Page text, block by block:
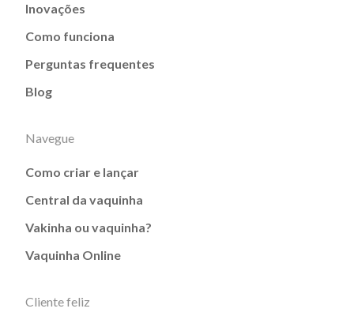
Inovações
Como funciona
Perguntas frequentes
Blog
Navegue
Como criar e lançar
Central da vaquinha
Vakinha ou vaquinha?
Vaquinha Online
Cliente feliz